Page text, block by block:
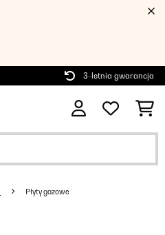
3-letnia gwarancja
Płyty gazowe